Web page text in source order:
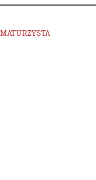
MATURZYSTA